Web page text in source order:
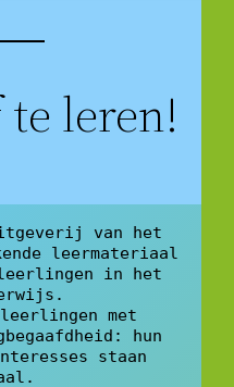
leren!
van het
leermateriaal
in het
met
hun
staan